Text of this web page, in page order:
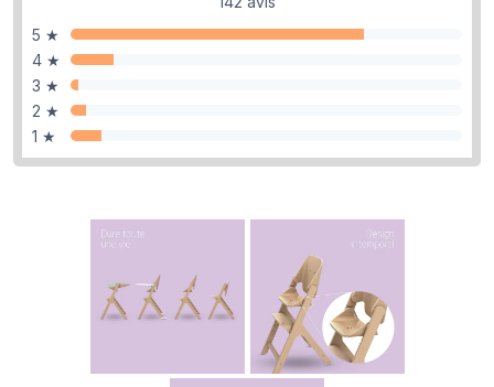
5 ★
4 ★
3 ★
2 ★
1 ★